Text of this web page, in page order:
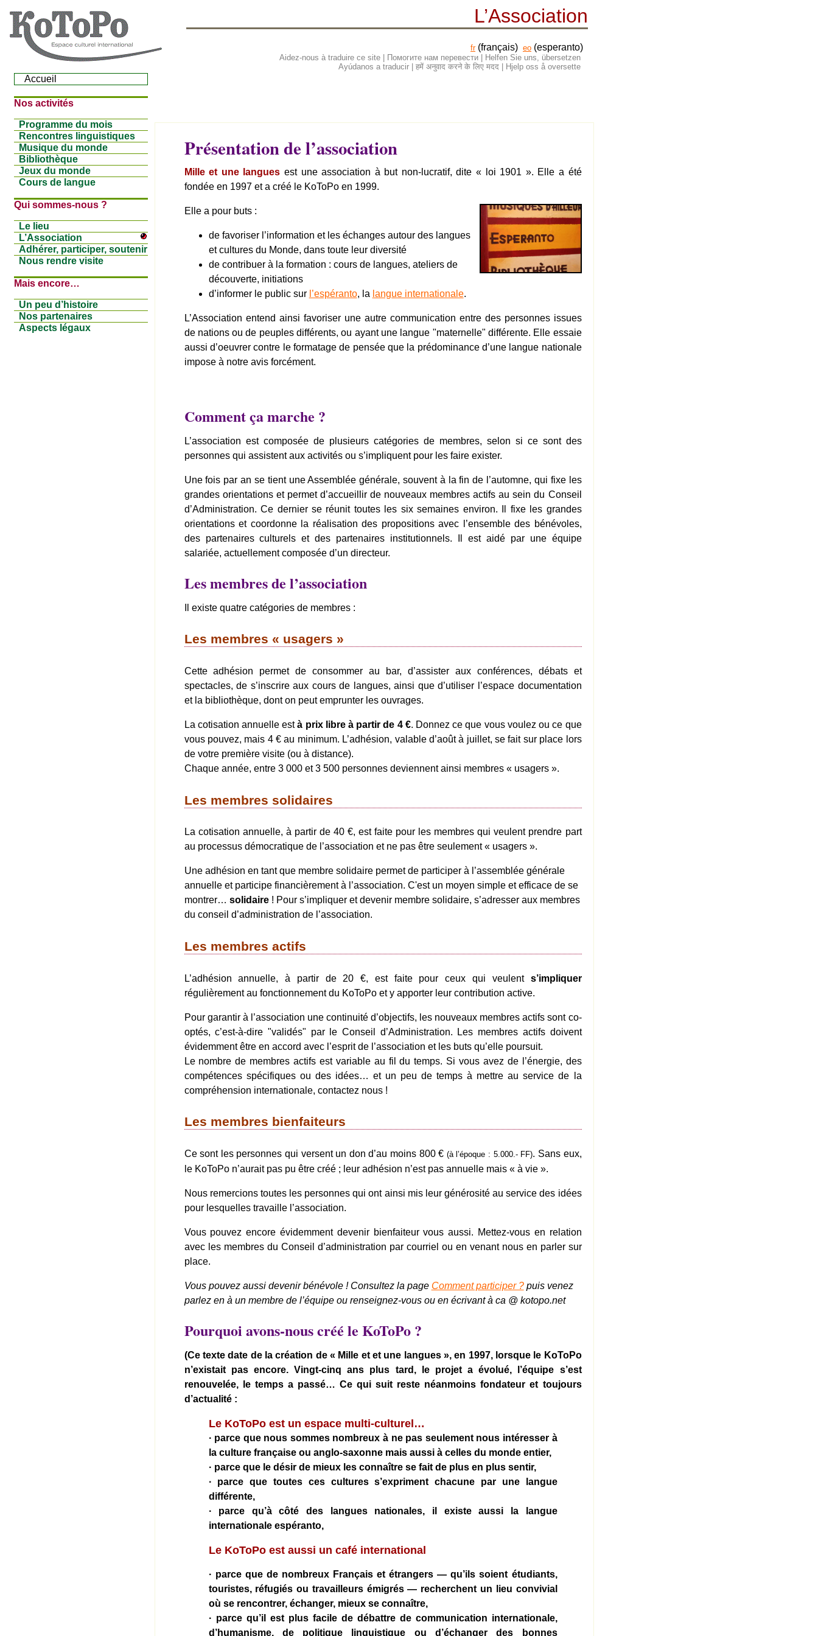
L’Association
fr(français) eo (esperanto)
Aidez-nous à traduire ce site | Помогите нам перевести | Helfen Sie uns, übersetzen
Ayúdanos a traducir | हमें अनुवाद करने के लिए मदद | Hjelp oss å oversette
Accueil
Nos activités
Programme du mois
Rencontres linguistiques
Musique du monde
Bibliothèque
Jeux du monde
Cours de langue
Qui sommes-nous ?
Le lieu
L’Association
Adhérer, participer, soutenir
Nous rendre visite
Mais encore…
Un peu d’histoire
Nos partenaires
Aspects légaux
Présentation de l’association
Mille et une langues est une association à but non-lucratif, dite « loi 1901 ». Elle a été
fondée en 1997 et a créé le KoToPo en 1999.
Elle a pour buts :
de favoriser l’information et les échanges autour des langues
et cultures du Monde, dans toute leur diversité
de contribuer à la formation : cours de langues, ateliers de
découverte, initiations
d’informer le public sur l’espéranto, la langue internationale.
L’Association entend ainsi favoriser une autre communication entre des personnes issues
de nations ou de peuples différents, ou ayant une langue "maternelle" différente. Elle essaie
aussi d’oeuvrer contre le formatage de pensée que la prédominance d’une langue nationale
impose à notre avis forcément.
Comment ça marche ?
L’association est composée de plusieurs catégories de membres, selon si ce sont des
personnes qui assistent aux activités ou s’impliquent pour les faire exister.
Une fois par an se tient une Assemblée générale, souvent à la fin de l’automne, qui fixe les
grandes orientations et permet d’accueillir de nouveaux membres actifs au sein du Conseil
d’Administration. Ce dernier se réunit toutes les six semaines environ. Il fixe les grandes
orientations et coordonne la réalisation des propositions avec l’ensemble des bénévoles,
des partenaires culturels et des partenaires institutionnels. Il est aidé par une équipe
salariée, actuellement composée d’un directeur.
Les membres de l’association
Il existe quatre catégories de membres :
Les membres « usagers »
Cette adhésion permet de consommer au bar, d’assister aux conférences, débats et
spectacles, de s’inscrire aux cours de langues, ainsi que d’utiliser l’espace documentation
et la bibliothèque, dont on peut emprunter les ouvrages.
La cotisation annuelle està prix libre à partir de 4 €. Donnez ce que vous voulez ou ce que
vous pouvez, mais 4 € au minimum. L’adhésion, valable d’août à juillet, se fait sur place lors
de votre première visite (ou à distance).
Chaque année, entre 3 000 et 3 500 personnes deviennent ainsi membres « usagers ».
Les membres solidaires
La cotisation annuelle, à partir de 40 €, est faite pour les membres qui veulent prendre part
au processus démocratique de l’association et ne pas être seulement « usagers ».
Une adhésion en tant que membre solidaire permet de participer à l’assemblée générale
annuelle et participe financièrement à l’association. C'est un moyen simple et efficace de se
montrer… solidaire! Pour s’impliquer et devenir membre solidaire, s’adresser aux membres
du conseil d’administration de l’association.
Les membres actifs
L’adhésion annuelle, à partir de 20 €, est faite pour ceux qui veulent s’impliquer
régulièrement au fonctionnement du KoToPo et y apporter leur contribution active.
Pour garantir à l’association une continuité d’objectifs, les nouveaux membres actifs sont co-
optés, c’est-à-dire "validés" par le Conseil d’Administration. Les membres actifs doivent
évidemment être en accord avec l’esprit de l’association et les buts qu’elle poursuit.
Le nombre de membres actifs est variable au fil du temps. Si vous avez de l’énergie, des
compétences spécifiques ou des idées… et un peu de temps à mettre au service de la
compréhension internationale, contactez nous !
Les membres bienfaiteurs
Ce sont les personnes qui versent un don d’au moins 800 € (à l’époque : 5.000.- FF). Sans eux,
le KoToPo n’aurait pas pu être créé ; leur adhésion n’est pas annuelle mais « à vie ».
Nous remercions toutes les personnes qui ont ainsi mis leur générosité au service des idées
pour lesquelles travaille l’association.
Vous pouvez encore évidemment devenir bienfaiteur vous aussi. Mettez-vous en relation
avec les membres du Conseil d’administration par courriel ou en venant nous en parler sur
place.
Vous pouvez aussi devenir bénévole ! Consultez la page Comment participer ?puis venez
parlez en à un membre de l’équipe ou renseignez-vous ou en écrivant à ca @ kotopo.net
Pourquoi avons-nous créé le KoToPo ?
(Ce texte date de la création de « Mille et et une langues », en 1997, lorsque le KoToPo
n’existait pas encore. Vingt-cinq ans plus tard, le projet a évolué, l’équipe s’est
renouvelée, le temps a passé… Ce qui suit reste néanmoins fondateur et toujours
d’actualité :
Le KoToPo est un espace multi-culturel…
· parce que nous sommes nombreux à ne pas seulement nous intéresser à
la culture française ou anglo-saxonne mais aussi à celles du monde entier,
· parce que le désir de mieux les connaître se fait de plus en plus sentir,
· parce que toutes ces cultures s’expriment chacune par une langue
différente,
· parce qu’à côté des langues nationales, il existe aussi la langue
internationale espéranto,
Le KoToPo est aussi un café international
· parce que de nombreux Français et étrangers — qu’ils soient étudiants,
touristes, réfugiés ou travailleurs émigrés — recherchent un lieu convivial
où se rencontrer, échanger, mieux se connaître,
· parce qu’il est plus facile de débattre de communication internationale,
d’humanisme, de politique linguistique ou d’échanger des bonnes